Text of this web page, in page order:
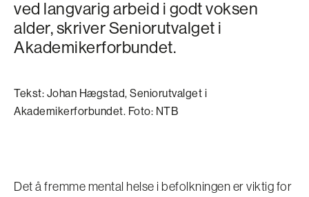
ved langvarig arbeid i godt voksen
alder, skriver Seniorutvalget i
Akademikerforbundet.
Tekst: Johan Hægstad, Seniorutvalget i
Akademikerforbundet. Foto: NTB
Det å fremme mental helse i befolkningen er viktig for